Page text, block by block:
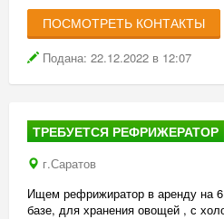
ПОСМОТРЕТЬ КОНТАКТЫ
Подана: 22.12.2022 в 12:07
ТРЕБУЕТСЯ РЕФРИЖЕРАТОР
г.Саратов
Ищем рефрижиратор в аренду на
базе, для хранения овощей , с